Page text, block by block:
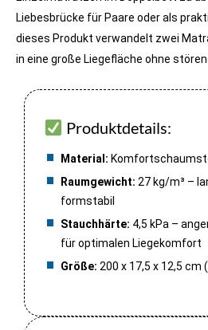
Liebesbrücke für Paare oder als
dieses Produkt verwandelt zwei
in eine große Liegefläche ohne
Produktdetails:
Material:
Raumgewicht: 27 kg/m³ –
formstabil
Stauchhärte: 4,5 kPa –
für optimalen Liegekomfort
Größe: 200 x 17,5 x 12,5 cm